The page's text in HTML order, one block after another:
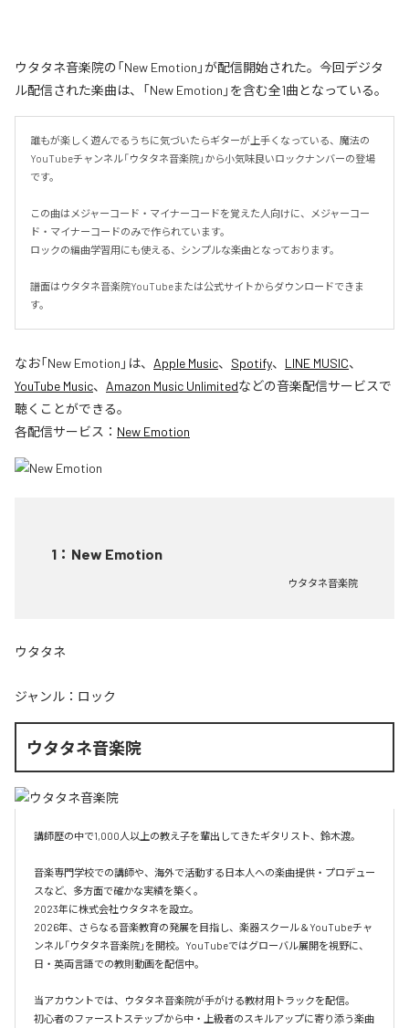
ウタタネ音楽院の「New Emotion」が配信開始された。今回デジタ
ル配信された楽曲は、「New Emotion」を含む全1曲となっている。
誰もが楽しく遊んでるうちに気づいたらギターが上手くなっている、魔法の
YouTubeチャンネル「ウタタネ音楽院」から小気味良いロックナンバーの登場
です。
この曲はメジャーコード・マイナーコードを覚えた人向けに、メジャーコー
ド・マイナーコードのみで作られています。
ロックの編曲学習用にも使える、シンプルな楽曲となっております。
譜面はウタタネ音楽院YouTubeまたは公式サイトからダウンロードできま
す。
なお「New Emotion 」は、 Apple Music、 Spotify、 LINE MUSIC、
YouTube Music、 Amazon Music Unlimitedなどの音楽配信サービスで
聴くことができる。
各配信サービス： New Emotion
1 ： New Emotion
ウタタネ音楽院
ウタタネ
ジャンル： ロック
ウタタネ音楽院
講師歴の中で1,000人以上の教え子を輩出してきたギタリスト、鈴木渡。
音楽専門学校での講師や、海外で活動する日本人への楽曲提供・プロデュー
スなど、多方面で確かな実績を築く。
2023年に株式会社ウタタネを設立。
2026年、さらなる音楽教育の発展を目指し、楽器スクール＆YouTubeチャ
ンネル「ウタタネ音楽院」を開校。YouTubeではグローバル展開を視野に、
日・英両言語での教則動画を配信中。
当アカウントでは、ウタタネ音楽院が手がける教材用トラックを配信。
初心者のファーストステップから中・上級者のスキルアップに寄り添う楽曲